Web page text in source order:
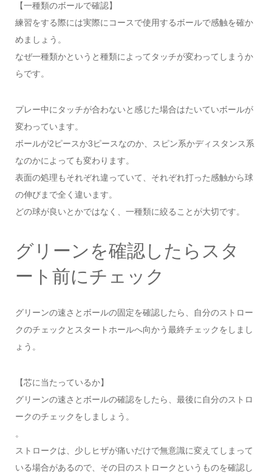
【一種類のボールで確認】
練習をする際には実際にコースで使用するボールで感触を確か
めましょう。
なぜ一種類かというと種類によってタッチが変わってしまうか
らです。
プレー中にタッチが合わないと感じた場合はたいていボールが
変わっています。
ボールが2ピースか3ピースなのか、スピン系かディスタンス系
なのかによっても変わります。
表面の処理もそれぞれ違っていて、それぞれ打った感触から球
の伸びまで全く違います。
どの球が良いとかではなく、一種類に絞ることが大切です。
グリーンを確認したらスタ
ート前にチェック
グリーンの速さとボールの固定を確認したら、自分のストロー
クのチェックとスタートホールへ向かう最終チェックをしまし
ょう。
【芯に当たっているか】
グリーンの速さとボールの確認をしたら、最後に自分のストロ
ークのチェックをしましょう。
。
ストロークは、少しヒザが痛いだけで無意識に変えてしまって
いる場合があるので、その日のストロークというものを確認し